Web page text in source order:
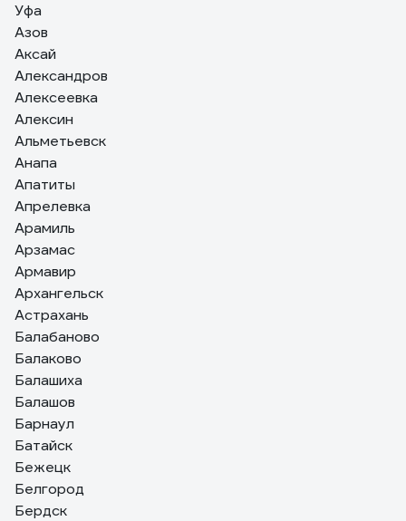
Уфа
Азов
Аксай
Александров
Алексеевка
Алексин
Альметьевск
Анапа
Апатиты
Апрелевка
Арамиль
Арзамас
Армавир
Архангельск
Астрахань
Балабаново
Балаково
Балашиха
Балашов
Барнаул
Батайск
Бежецк
Белгород
Бердск